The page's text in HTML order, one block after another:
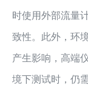
时使用外部流量
致性。此外，环
产生影响，高端
境下测试时，仍